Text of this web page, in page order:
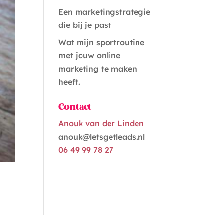
Een marketingstrategie
die bij je past
Wat mijn sportroutine
met jouw online
marketing te maken
heeft.
Contact
Anouk van der Linden
anouk@letsgetleads.nl
06 49 99 78 27